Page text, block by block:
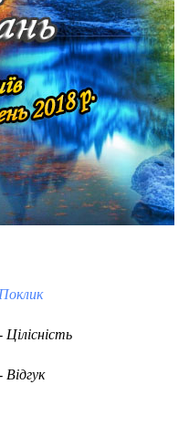
Цілісність
Відгук